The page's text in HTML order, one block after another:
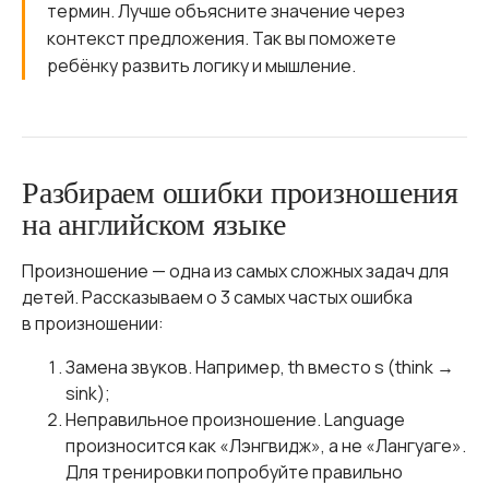
термин. Лучше объясните значение через
контекст предложения. Так вы поможете
ребёнку развить логику и мышление.
Разбираем ошибки произношения
на английском языке
Произношение — одна из самых сложных задач для
детей. Рассказываем о 3 самых частых ошибка
в произношении:
Замена звуков. Например, th вместо s (think →
sink);
Неправильное произношение. Language
произносится как «Лэнгвидж», а не «Лангуаге».
Для тренировки попробуйте правильно